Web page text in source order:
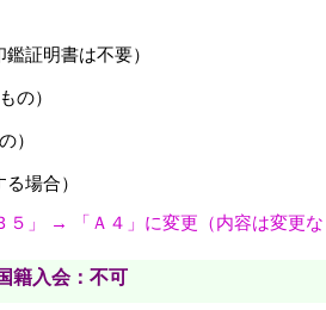
証明書は不要）
の）
）
場合）
」 → 「Ａ４」に変更（内容は変更な
入会：不可